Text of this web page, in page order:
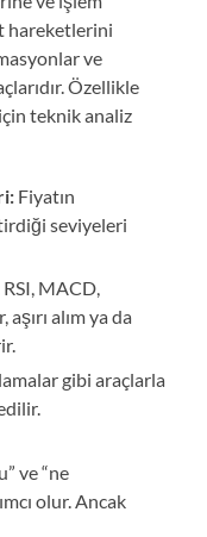
hareketlerini
ve
Özellikle
teknik analiz
Fiyatın
seviyeleri
RSI, MACD,
alım ya da
gibi araçlarla
ve “ne
olur. Ancak